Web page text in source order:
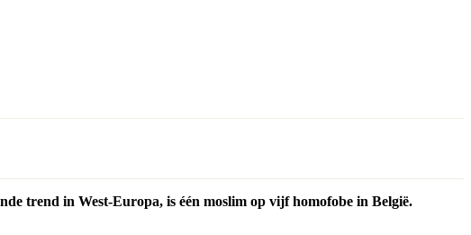
trend in West-Europa, is één moslim op vijf homofobe in België.